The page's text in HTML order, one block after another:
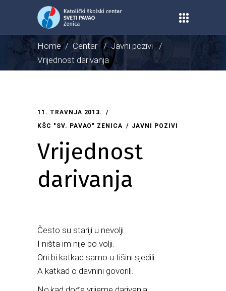
Home/Centar /Javni pozivi /
Vrijednost darivanja
11. TRAVNJA 2013.
KŠC "SV. PAVAO" ZENICA
JAVNI POZIVI
Vrijednost
darivanja
Često su stariji u nevolji
I ništa im nije po volji.
Oni bi katkad samo u tišini sjedili
A katkad o davnini govorili.